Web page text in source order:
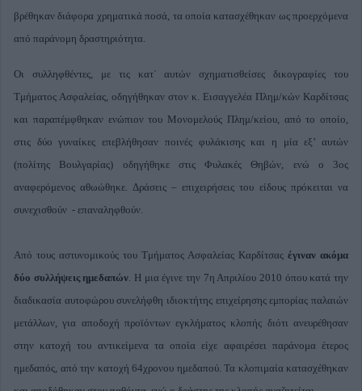
βρέθηκαν διάφορα χρηματικά ποσά, τα οποία κατασχέθηκαν ως προερχόμενα
από παράνομη δραστηριότητα.
Οι συλληφθέντες, με τις κατ΄ αυτών σχηματισθείσες δικογραφίες του
Τμήματος Ασφαλείας, οδηγήθηκαν στον κ. Εισαγγελέα Πλημ/κών Καρδίτσας
και παραπέμφθηκαν ενώπιον του Μονομελούς Πλημ/κείου, από το οποίο,
στις δύο γυναίκες επεβλήθησαν ποινές φυλάκισης και η μία εξ’ αυτών
(πολίτης Βουλγαρίας) οδηγήθηκε στις Φυλακές Θηβών, ενώ ο 3ος
αναφερόμενος αθωώθηκε. Δράσεις – επιχειρήσεις του είδους πρόκειται να
συνεχισθούν - επαναληφθούν.
Από τους αστυνομικούς του Τμήματος Ασφαλείας Καρδίτσας έγιναν ακόμα
δύο συλλήψεις ημεδαπών. Η μια έγινε την 7η Απριλίου 2010 όπου κατά την
διαδικασία αυτοφώρου συνελήφθη ιδιοκτήτης επιχείρησης εμπορίας παλαιών
μετάλλων, για αποδοχή προϊόντων εγκλήματος κλοπής διότι ανευρέθησαν
στην κατοχή του αντικείμενα τα οποία είχε αφαιρέσει παράνομα έτερος
ημεδαπός, από την κατοχή 64χρονου ημεδαπού. Τα κλοπιμαία κατασχέθηκαν